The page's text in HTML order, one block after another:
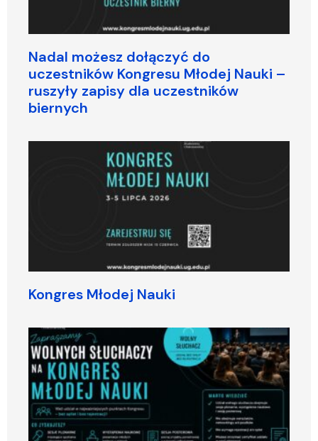
Nadal możesz dołączyć do
uczestników Kongresu Młodej Nauki –
ruszyły zapisy dla uczestników
biernych
Kongres Młodej Nauki